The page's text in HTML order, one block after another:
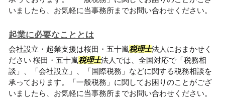
いましたら、お気軽に当事務所までお問い合わせください。
起業に必要なこととは
会社設立・起業支援は桜田・五十嵐税理士法人におまかせく
ださい 桜田・五十嵐税理士法人では、全国対応で「税務相
談」、「会社設立」、「国際税務」などに関する税務相談を
承っております。「一般税務」に関してお困りのことがござ
いましたら、お気軽に当事務所までお問い合わせください。